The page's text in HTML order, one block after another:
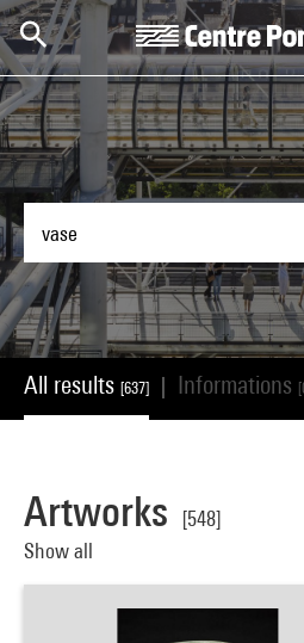
Skip to main content
Centre Pompidou
All results [637] Informations
Artworks
[548]
Show all